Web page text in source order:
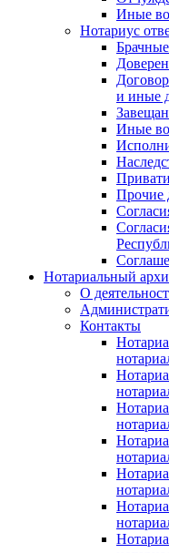
Иные
Нотариус
и иные
Иные
Прочие
Нотариальный
О
Контакты